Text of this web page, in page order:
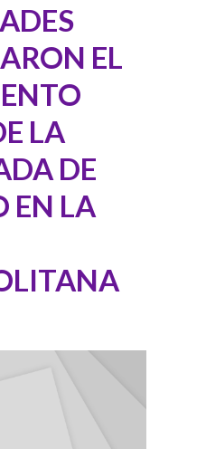
EL
LA
DE
EN LA